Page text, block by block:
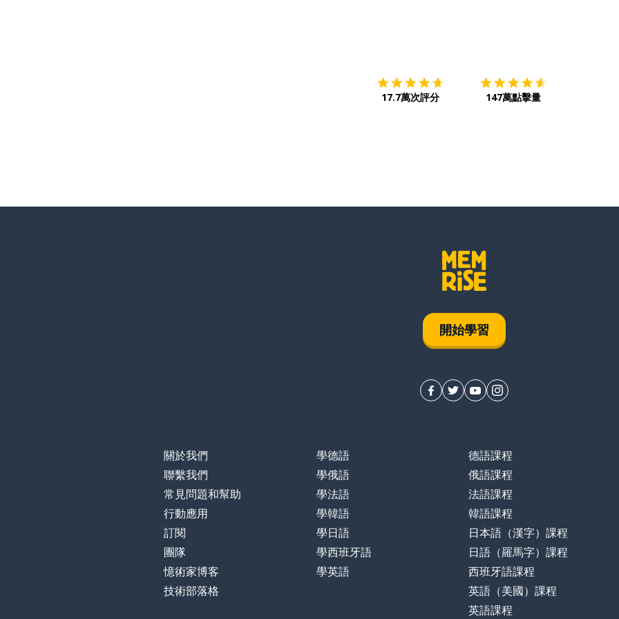
17.7萬次評分 147萬點擊量
開始學習
關於我們
聯繫我們
常見問題和幫助
行動應用
訂閱
團隊
憶術家博客
技術部落格
學德語
學俄語
學法語
學韓語
學日語
學西班牙語
學英語
德語課程
俄語課程
法語課程
韓語課程
日本語（漢字）課程
日語（羅馬字）課程
西班牙語課程
英語（美國）課程
英語課程